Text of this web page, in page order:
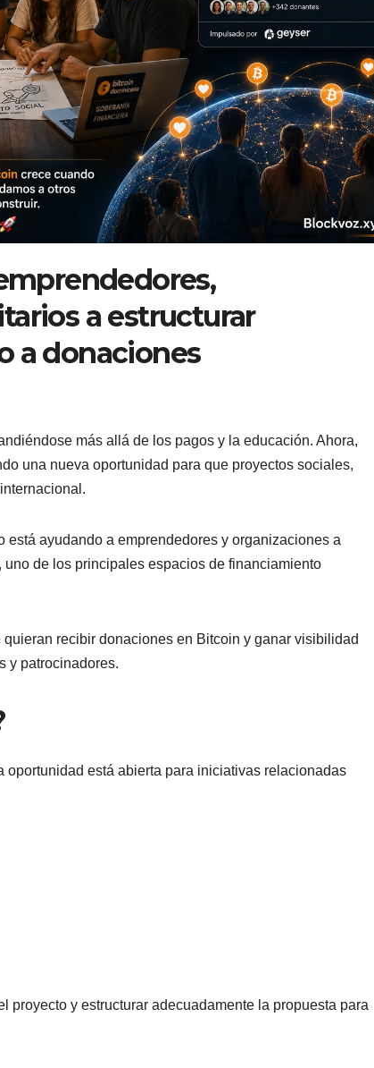
a estructurar
a donaciones
más allá de los pagos y la educación. Ahora,
una nueva oportunidad para que proyectos sociales,
está ayudando a emprendedores y organizaciones a
de los principales espacios de financiamiento
recibir donaciones en Bitcoin y ganar visibilidad
y patrocinadores.
está abierta para iniciativas relacionadas
y estructurar adecuadamente la propuesta para